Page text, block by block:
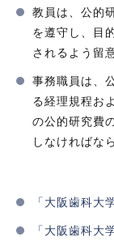
教員は、公的
を遵守し、目
されるよう留
事務職員は、
る経理規程お
の公的研究費
しなければな
「大阪歯科大
「大阪歯科大